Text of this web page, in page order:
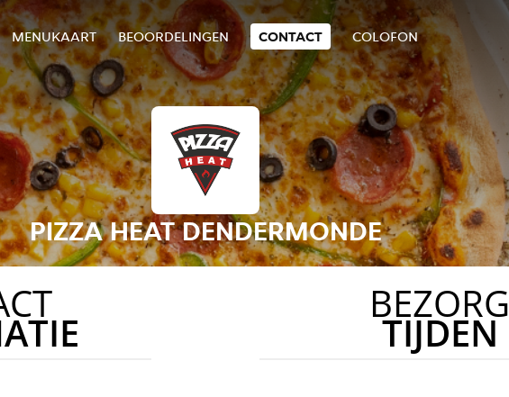
MENUKAART BEOORDELINGEN CONTACT COLOFON
PIZZA HEAT DENDERMONDE
BEZORG
TIJDEN